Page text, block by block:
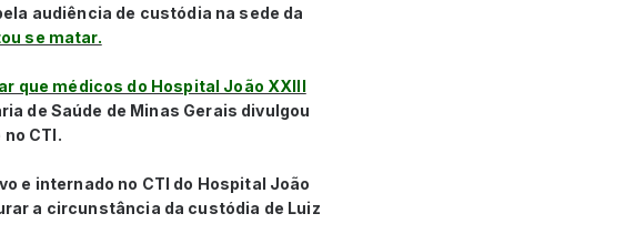
audiência de custódia na sede da
se matar.
que médicos do Hospital João XXIII
de Saúde de Minas Gerais divulgou
CTI.
e internado no CTI do Hospital João
a circunstância da custódia de Luiz